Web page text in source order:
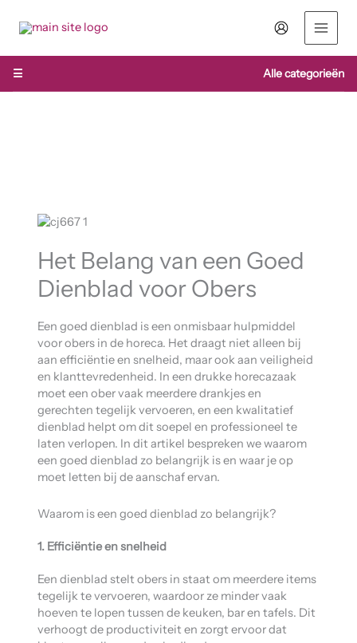
naar
inhoud
☰
Alle categorieën
Het Belang van een Goed
Dienblad voor Obers
Een goed dienblad is een onmisbaar hulpmiddel
voor obers in de horeca. Het draagt niet alleen bij
aan efficiëntie en snelheid, maar ook aan veiligheid
en klanttevredenheid. In een drukke horecazaak
moet een ober vaak meerdere drankjes en
gerechten tegelijk vervoeren, en een kwalitatief
dienblad helpt om dit soepel en professioneel te
laten verlopen. In dit artikel bespreken we waarom
een goed dienblad zo belangrijk is en waar je op
moet letten bij de aanschaf ervan.
Waarom is een goed dienblad zo belangrijk?
1. Efficiëntie en snelheid
Een dienblad stelt obers in staat om meerdere items
tegelijk te vervoeren, waardoor ze minder vaak
hoeven te lopen tussen de keuken, bar en tafels. Dit
verhoogt de productiviteit en zorgt ervoor dat